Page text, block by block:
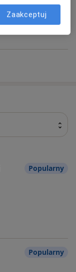
Popularny
Popularny
Zaakceptuj